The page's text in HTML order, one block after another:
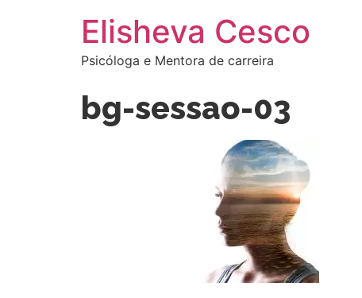
Elisheva Cesco
Psicóloga e Mentora de carreira
bg-sessao-03